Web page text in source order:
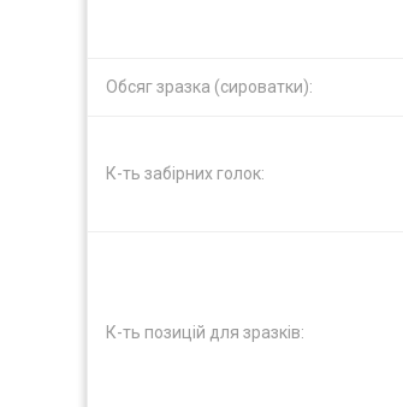
Обсяг зразка (сироватки):
К-ть забірних голок:
К-ть позицій для зразків: